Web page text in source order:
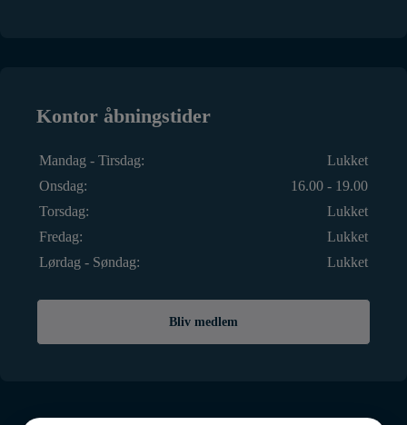
Kontor åbningstider
Mandag - Tirsdag:
Lukket
Onsdag:
16.00 - 19.00
Torsdag:
Lukket
Fredag:
Lukket
Lørdag - Søndag:
Lukket
Bliv medlem